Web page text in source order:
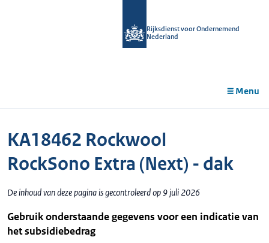
Rijksdienst voor Ondernemend
Nederland
Menu
KA18462 Rockwool
RockSono Extra (Next) - dak
De inhoud van deze pagina is gecontroleerd op 9 juli 2026
Gebruik onderstaande gegevens voor een indicatie van
het subsidiebedrag